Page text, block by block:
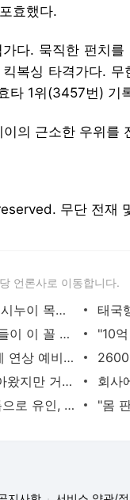
효했다.
다. 묵직한 펀치
복싱 타격가다.
타 1위(3457번) 기
의 근소한 우위를
무단 전재
언론사로 이동합니다.
"호텔서 상간남과 스킨십 나눈 시누이 목격…제 남편이 입 다물라 하네요"
허지웅 "우리가 지지했던 인간들이 이 꼴 만들어"…형소법 개정안에 발끈
유하진, 민낯도 반짝반짝…'14세 연상 예비남편' 강균성이 반한 청순 미모 [N샷]
황정민 폭로녀 "합의? 그가 찾아왔지만 거절…허위 주장 다 밝힐 수 있다"
"오빠 잠깐 집으로 와"…딸 틱톡으로 유인, 성폭행 복수한 아빠